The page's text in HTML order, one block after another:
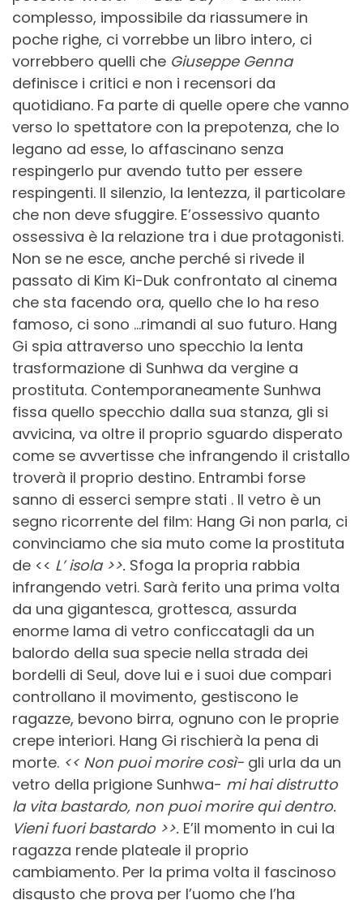
complesso, impossibile da riassumere in
poche righe, ci vorrebbe un libro intero, ci
vorrebbero quelli che Giuseppe Genna
definisce i critici e non i recensori da
quotidiano. Fa parte di quelle opere che vanno
verso lo spettatore con la prepotenza, che lo
legano ad esse, lo affascinano senza
respingerlo pur avendo tutto per essere
respingenti. Il silenzio, la lentezza, il particolare
che non deve sfuggire. E’ossessivo quanto
ossessiva è la relazione tra i due protagonisti.
Non se ne esce, anche perché si rivede il
passato di Kim Ki-Duk confrontato al cinema
che sta facendo ora, quello che lo ha reso
famoso, ci sono …rimandi al suo futuro. Hang
Gi spia attraverso uno specchio la lenta
trasformazione di Sunhwa da vergine a
prostituta. Contemporaneamente Sunhwa
fissa quello specchio dalla sua stanza, gli si
avvicina, va oltre il proprio sguardo disperato
come se avvertisse che infrangendo il cristallo
troverà il proprio destino. Entrambi forse
sanno di esserci sempre stati . Il vetro è un
segno ricorrente del film: Hang Gi non parla, ci
convinciamo che sia muto come la prostituta
de << L’ isola >>. Sfoga la propria rabbia
infrangendo vetri. Sarà ferito una prima volta
da una gigantesca, grottesca, assurda
enorme lama di vetro conficcatagli da un
balordo della sua specie nella strada dei
bordelli di Seul, dove lui e i suoi due compari
controllano il movimento, gestiscono le
ragazze, bevono birra, ognuno con le proprie
crepe interiori. Hang Gi rischierà la pena di
morte. << Non puoi morire così- gli urla da un
vetro della prigione Sunhwa- mi hai distrutto
la vita bastardo, non puoi morire qui dentro.
Vieni fuori bastardo >>. E’il momento in cui la
ragazza rende plateale il proprio
cambiamento. Per la prima volta il fascinoso
disgusto che prova per l’uomo che l’ha